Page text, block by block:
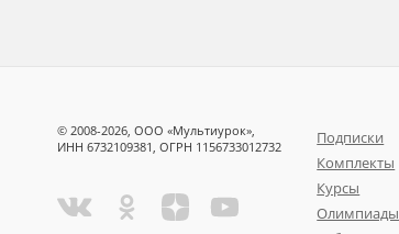
© 2008-2026, ООО «Мультиурок»,
ИНН 6732109381, ОГРН 1156733012732
Подписки
Комплекты
Курсы
Олимпиады